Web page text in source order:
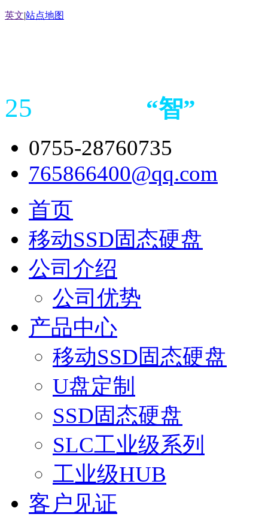
英文|站点地图
25 “智”
0755-28760735
765866400@qq.com
首页
移动SSD固态硬盘
公司介绍
公司优势
产品中心
移动SSD固态硬盘
U盘定制
SSD固态硬盘
SLC工业级系列
工业级HUB
客户见证